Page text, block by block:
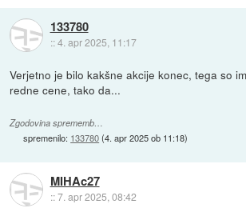
133780
::4. apr 2025, 11:17
Verjetno je bilo kakšne akcije konec, tega so
redne cene, tako da...
Zgodovina sprememb…
spremenilo: 133780(4. apr 2025 ob 11:18)
MIHAc27
::7. apr 2025, 08:42